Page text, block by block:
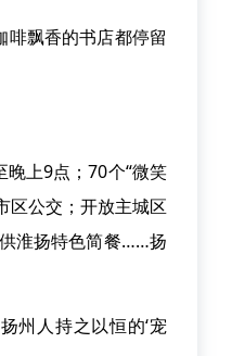
飘香的书店都停留
上9点；70个“微笑
区公交；开放主城区
淮扬特色简餐……扬
州人持之以恒的‘宠